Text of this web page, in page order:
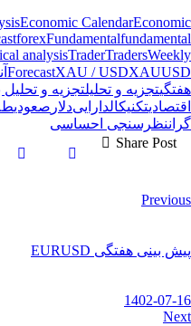
Economic CalendarEconomic
forexFundamentalfundamental
analysisTraderTradersWeekly
ForecastXAU / USDXAUUSD
هفتگیتجزیه و تحلیلتجزیه و تحلیل
اقتصادیتکنیکالدارایی‌دلار صعودی
گراننظرسنجی احساسی
Share Post
Previous
پیش بینی هفتگی EURUSD
1402-07-16
Next